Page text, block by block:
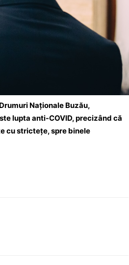
Naționale Buzău,
lupta anti-COVID, precizând că
cu strictețe, spre binele